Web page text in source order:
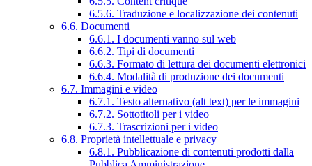
6.5.6. Traduzione e localizzazione dei contenuti
6.6. Documenti
6.6.1. I documenti vanno sul web
6.6.2. Tipi di documenti
6.6.3. Formato di lettura dei documenti elettronici
6.6.4. Modalità di produzione dei documenti
6.7. Immagini e video
6.7.1. Testo alternativo (alt text) per le immagini
6.7.2. Sottotitoli per i video
6.7.3. Trascrizioni per i video
6.8. Proprietà intellettuale e privacy
6.8.1. Pubblicazione di contenuti prodotti dalla